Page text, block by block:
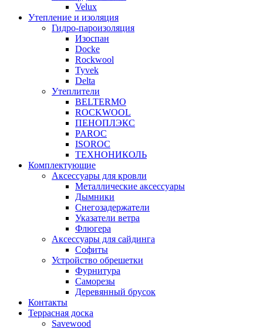
Velux
Утепление и изоляция
Гидро-пароизоляция
Изоспан
Docke
Rockwool
Tyvek
Delta
Утеплители
BELTERMO
ROCKWOOL
ПЕНОПЛЭКС
PAROC
ISOROC
ТЕХНОНИКОЛЬ
Комплектующие
Аксессуары для кровли
Металлические аксессуары
Дымники
Снегозадержатели
Указатели ветра
Флюгера
Аксессуары для сайдинга
Софиты
Устройство обрешетки
Фурнитура
Саморезы
Деревянный брусок
Контакты
Террасная доска
Savewood